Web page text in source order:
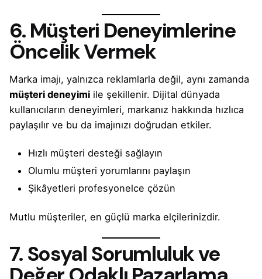
6. Müşteri Deneyimlerine
Öncelik Vermek
Marka imajı, yalnızca reklamlarla değil, aynı zamanda
müşteri deneyimi ile şekillenir. Dijital dünyada
kullanıcıların deneyimleri, markanız hakkında hızlıca
paylaşılır ve bu da imajınızı doğrudan etkiler.
Hızlı müşteri desteği sağlayın
Olumlu müşteri yorumlarını paylaşın
Şikâyetleri profesyonelce çözün
Mutlu müşteriler, en güçlü marka elçilerinizdir.
7. Sosyal Sorumluluk ve